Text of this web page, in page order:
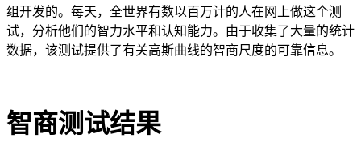
组开发的。每天，全世界有数以百万计的人在网上做这个测
试，分析他们的智力水平和认知能力。由于收集了大量的统计
数据，该测试提供了有关高斯曲线的智商尺度的可靠信息。
智商测试结果